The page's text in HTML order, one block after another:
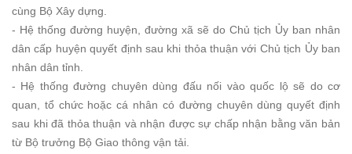
cùng Bộ Xây dựng.
- Hệ thống đường huyện, đường xã sẽ do Chủ tịch Ủy ban nhân
dân cấp huyện quyết định sau khi thỏa thuận với Chủ tịch Ủy ban
nhân dân tỉnh.
- Hệ thống đường chuyên dùng đấu nối vào quốc lộ sẽ do cơ
quan, tổ chức hoặc cá nhân có đường chuyên dùng quyết định
sau khi đã thỏa thuận và nhận được sự chấp nhận bằng văn bản
từ Bộ trưởng Bộ Giao thông vận tải.